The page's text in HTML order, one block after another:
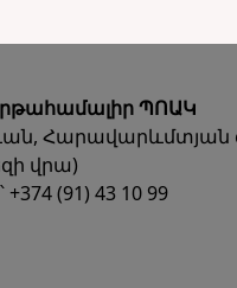
ՊՈԱԿ
Հարավարևմտյան
վրա)
+374 (91) 43 10 99